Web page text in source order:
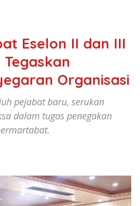
Eselon II dan III
Organisasi
pejabat baru, serukan
dalam tugas penegakan